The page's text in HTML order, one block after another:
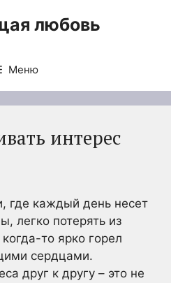
любовь
Меню
интерес
где каждый день несет
легко потерять из
то ярко горел
сердцами.
друг к другу – это не